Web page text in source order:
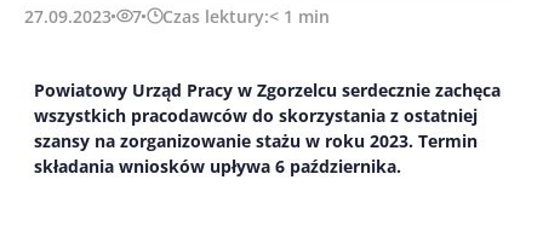
27.09.2023 7 Czas lektury:< 1 min
Powiatowy Urząd Pracy w Zgorzelcu serdecznie zachęca
wszystkich pracodawców do skorzystania z ostatniej
szansy na zorganizowanie stażu w roku 2023. Termin
składania wniosków upływa 6 października.